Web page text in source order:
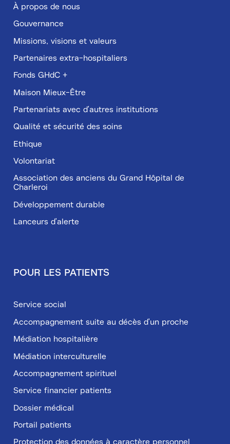
de
page
À propos de nous
Gouvernance
Missions, visions et valeurs
Partenaires extra-hospitaliers
Fonds GHdC +
Maison Mieux-Être
Partenariats avec d'autres institutions
Qualité et sécurité des soins
Ethique
Volontariat
Association des anciens du Grand Hôpital de
Charleroi
Développement durable
Lanceurs d'alerte
POUR LES PATIENTS
Service social
Accompagnement suite au décès d'un proche
Médiation hospitalière
Médiation interculturelle
Accompagnement spirituel
Service financier patients
Dossier médical
Portail patients